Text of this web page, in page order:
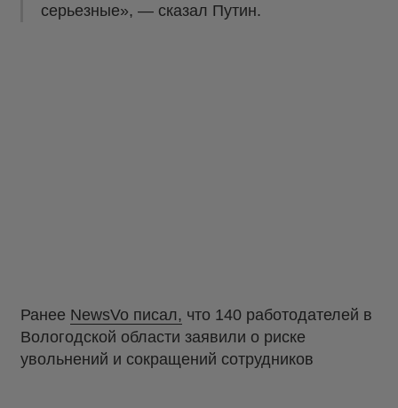
серьезные», — сказал Путин.
Ранее NewsVo писал, что 140 работодателей в
Вологодской области заявили о риске
увольнений и сокращений сотрудников